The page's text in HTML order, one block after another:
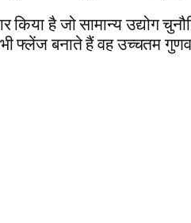
है जो सामान्य उद्योग
फ्लेंज बनाते हैं वह उच्चतम